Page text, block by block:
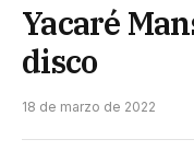
Yacaré
disco
18 de marzo de 2022